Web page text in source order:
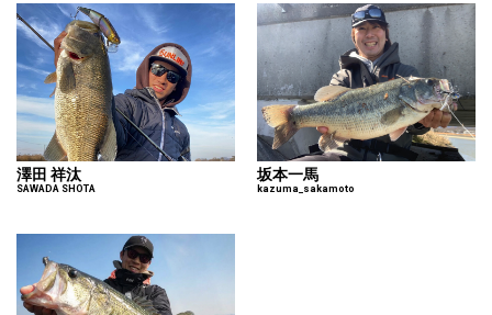
澤田 祥汰
SAWADA SHOTA
坂本一馬
kazuma_sakamoto